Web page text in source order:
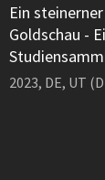
Ein
Goldschau -
2023, DE, UT